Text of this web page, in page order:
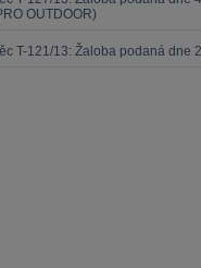
OUTDOOR)
T-121/13: Žaloba podaná dne